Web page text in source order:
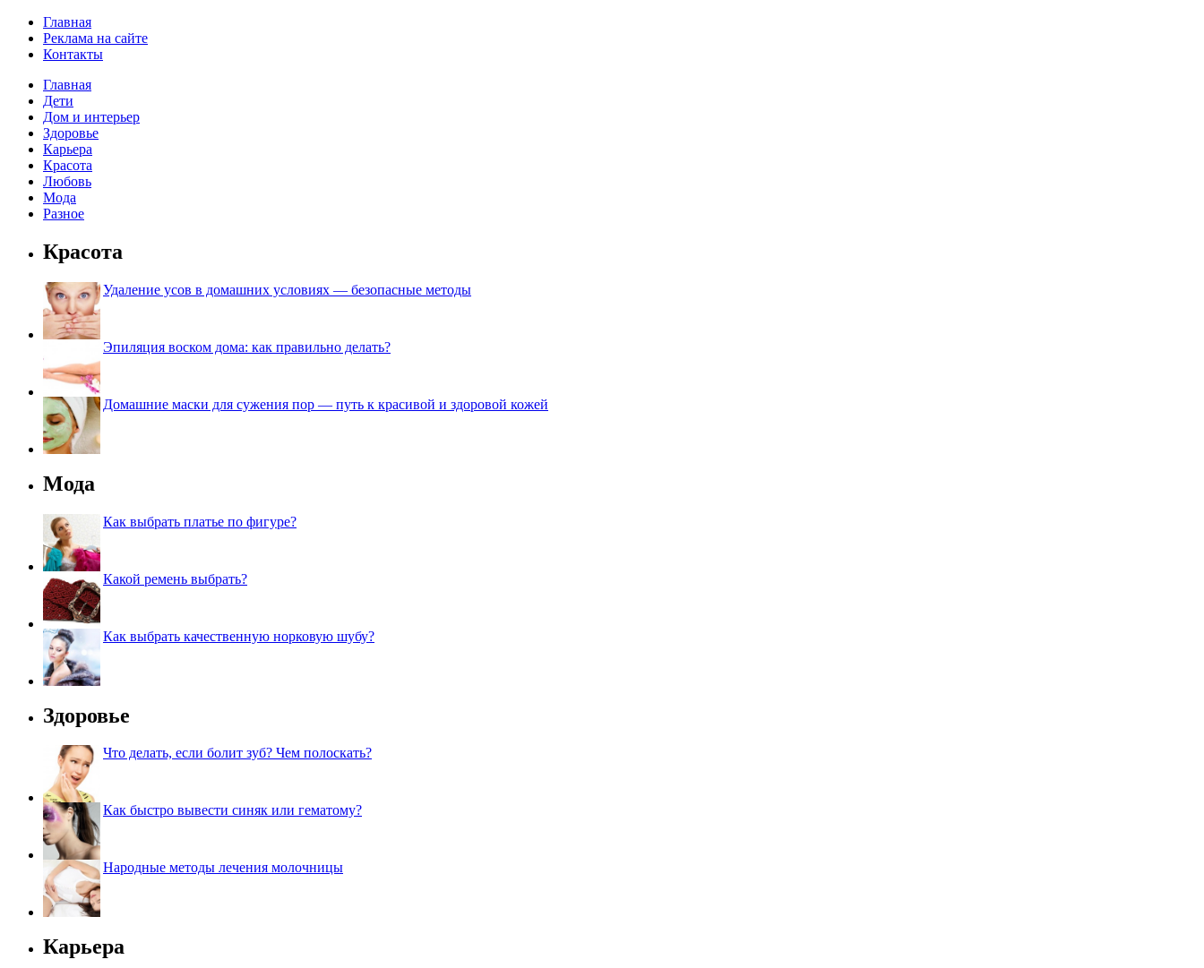
Главная
Реклама на сайте
Контакты
Главная
Дети
Дом и интерьер
Здоровье
Карьера
Красота
Любовь
Мода
Разное
Красота
Удаление усов в домашних условиях — безопасные методы
Эпиляция воском дома: как правильно делать?
Домашние маски для сужения пор — путь к красивой и здоровой кожей
Мода
Как выбрать платье по фигуре?
Какой ремень выбрать?
Как выбрать качественную норковую шубу?
Здоровье
Что делать, если болит зуб? Чем полоскать?
Как быстро вывести синяк или гематому?
Народные методы лечения молочницы
Карьера